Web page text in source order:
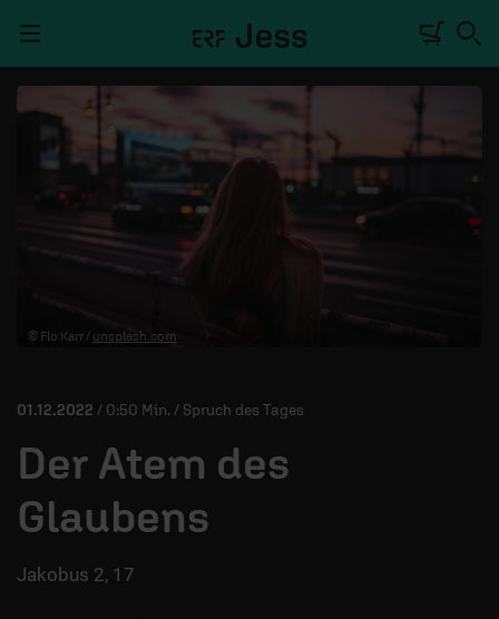
TALKWERK
MITMACHEN
ÜBER UNS
© Flo Karr / unsplash.com
01.12.2022 / 0:50 Min. / Spruch des Tages
Der Atem des
Glaubens
Jakobus 2, 17